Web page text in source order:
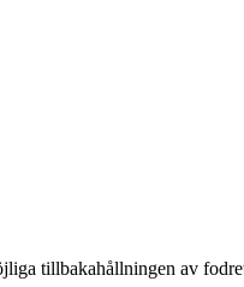
tillbakahållningen av